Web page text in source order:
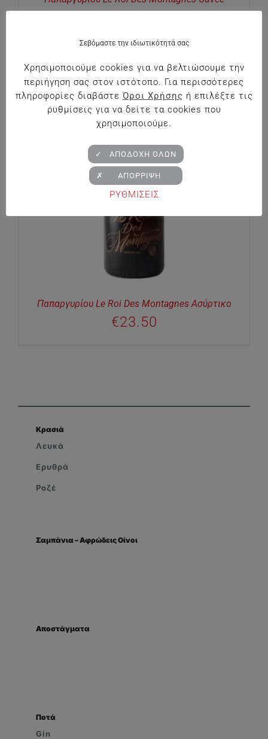
Παπαργυρίου Le Roi Des Montagnes Ασύρτικο
€23.50
Κρασιά
Λευκά
Ερυθρά
Ροζέ
Σαμπάνια – Αφρώδεις Οίνοι
Αποστάγματα
Ποτά
Gin
Σεβόμαστε την ιδιωτικότητά σας
Χρησιμοποιούμε cookies για να βελτιώσουμε την
περιήγηση σας στον ιστότοπο. Για περισσότερες
πληροφορίες διαβάστε Όροι Χρήσης ή επιλέξτε τις
ρυθμίσεις για να δείτε τα cookies που
χρησιμοποιούμε.
ΡΥΘΜΙΣΕΙΣ
✓ ΑΠΟΔΟΧΗ ΟΛΩΝ
✗ ΑΠΟΡΡΙΨΗ